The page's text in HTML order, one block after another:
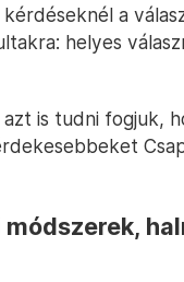
a
helyes
is tudni fogjuk,